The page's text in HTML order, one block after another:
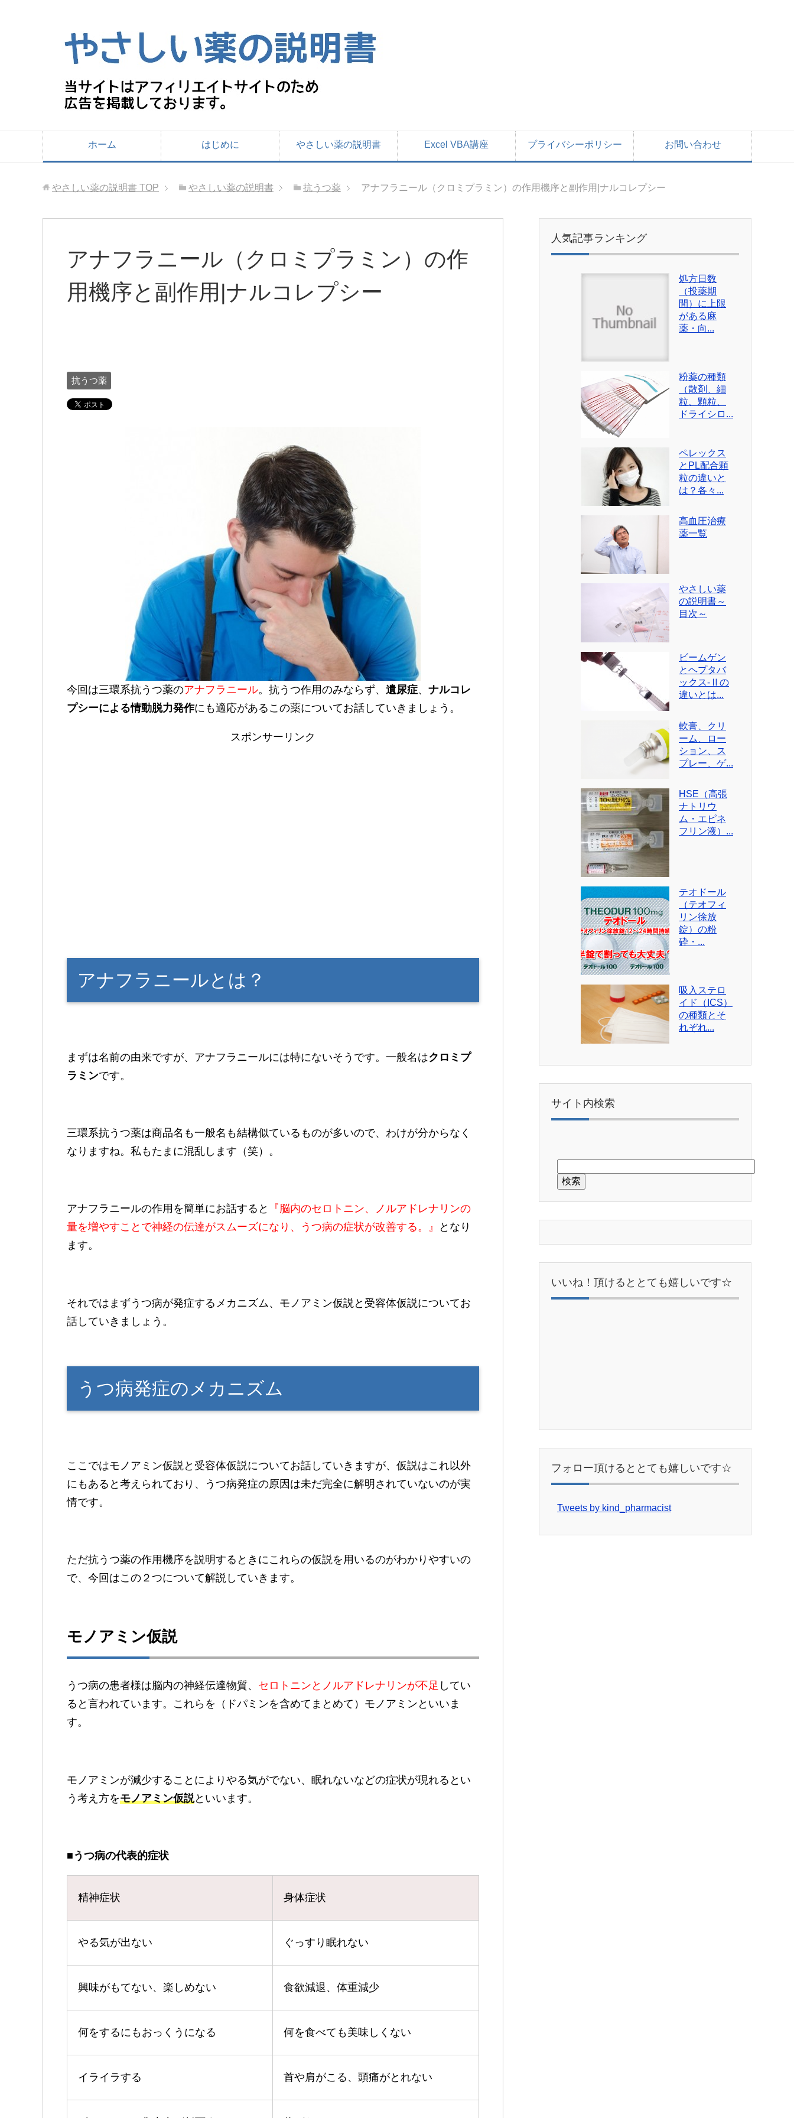
ホーム はじめに やさしい薬の説明書 Excel VBA講座 プライバシーポリシー お問い合わせ
やさしい薬の説明書 TOP やさしい薬の説明書 抗うつ薬 アナフラニール（クロミプラミン）の作用機序と副作用|ナルコレプシー
アナフラニール（クロミプラミン）の作
用機序と副作用|ナルコレプシー
抗うつ薬
今回は三環系抗うつ薬のアナフラニール。抗うつ作用のみならず、 遺尿症、 ナルコレ
プシーによる情動脱力発作にも適応があるこの薬についてお話していきましょう。
スポンサーリンク
アナフラニールとは？
まずは名前の由来ですが、アナフラニールには特にないそうです。一般名はクロミプ
ラミンです。
三環系抗うつ薬は商品名も一般名も結構似ているものが多いので、わけが分からなく
なりますね。私もたまに混乱します（笑）。
アナフラニールの作用を簡単にお話すると 『脳内のセロトニン、ノルアドレナリンの
量を増やすことで神経の伝達がスムーズになり、うつ病の症状が改善する。』
となり
ます。
それではまずうつ病が発症するメカニズム、モノアミン仮説と受容体仮説についてお
話していきましょう。
うつ病発症のメカニズム
ここではモノアミン仮説と受容体仮説についてお話していきますが、仮説はこれ以外
にもあると考えられており、うつ病発症の原因は未だ完全に解明されていないのが実
情です。
ただ抗うつ薬の作用機序を説明するときにこれらの仮説を用いるのがわかりやすいの
で、今回はこの２つについて解説していきます。
モノアミン仮説
うつ病の患者様は脳内の神経伝達物質、 セロトニン と ノルアドレナリンが不足 してい
ると言われています。これらを（ドパミンを含めてまとめて）モノアミンといいま
す。
モノアミンが減少することによりやる気がでない、眠れないなどの症状が現れるとい
う考え方をモノアミン仮説といいます。
■うつ病の代表的症状
精神症状 身体症状
やる気が出ない ぐっすり眠れない
興味がもてない、楽しめない 食欲減退、体重減少
何をするにもおっくうになる 何を食べても美味しくない
イライラする 首や肩がこる、頭痛がとれない
人気記事ランキング
処方日数
（投薬期
間）に上限
がある麻
薬・向...
粉薬の種類
（散剤、細
粒、顆粒、
ドライシロ...
ペレックス
とPL配合顆
粒の違いと
は？各々...
高血圧治療
薬一覧
やさしい薬
の説明書～
目次～
ビームゲン
とヘプタバ
ックス-Ⅱの
違いとは...
軟膏、クリ
ーム、ロー
ション、ス
プレー、ゲ...
HSE（高張
ナトリウ
ム・エピネ
フリン液）...
テオドール
（テオフィ
リン徐放
錠）の粉
砕・...
吸入ステロ
イド（ICS）
の種類とそ
れぞれ...
サイト内検索
いいね！頂けるととても嬉しいです☆
フォロー頂けるととても嬉しいです☆
Tweets by kind_pharmacist